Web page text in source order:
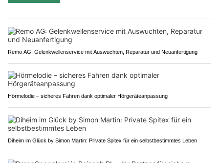
Remo AG: Gelenkwellenservice mit Auswuchten, Reparatur und Neuanfertigung
Hörmelodie – sicheres Fahren dank optimaler Hörgeräteanpassung
Diheim im Glück by Simon Martin: Private Spitex für ein selbstbestimmtes Leben